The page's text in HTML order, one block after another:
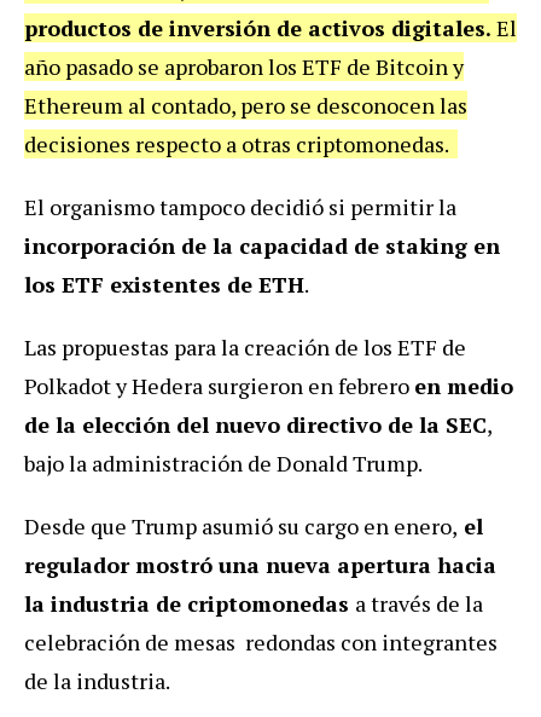
productos de inversión de activos digitales. El
año pasado se aprobaron los ETF de Bitcoin y
Ethereum al contado, pero se desconocen las
decisiones respecto a otras criptomonedas.
El organismo tampoco decidió si permitir la
incorporación de la capacidad de staking en
los ETF existentes de ETH.
Las propuestas para la creación de los ETF de
Polkadot y Hedera surgieron en febrero en medio
de la elección del nuevo directivo de la SEC,
bajo la administración de Donald Trump.
Desde que Trump asumió su cargo en enero, el
regulador mostró una nueva apertura hacia
la industria de criptomonedas a través de la
celebración de mesas redondas con integrantes
de la industria.